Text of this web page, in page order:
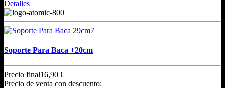
Detalles
Soporte Para Baca +20cm
Precio final16,90 €
Precio de venta con descuento: